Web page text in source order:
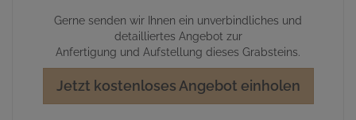
Gerne senden wir Ihnen ein unverbindliches und
detailliertes Angebot zur
Anfertigung und Aufstellung dieses Grabsteins.
Jetzt kostenloses Angebot einholen